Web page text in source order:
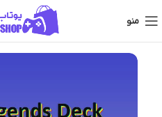
منو